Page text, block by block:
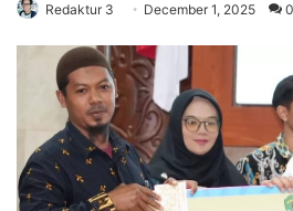
Redaktur 3 December 1, 2025 0